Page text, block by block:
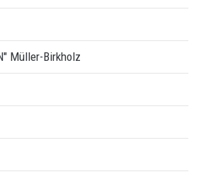
Müller-Birkholz